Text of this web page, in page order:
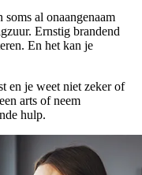
al onaangenaam
Ernstig brandend
En het kan je
en je weet niet zeker of
arts of neem
hulp.